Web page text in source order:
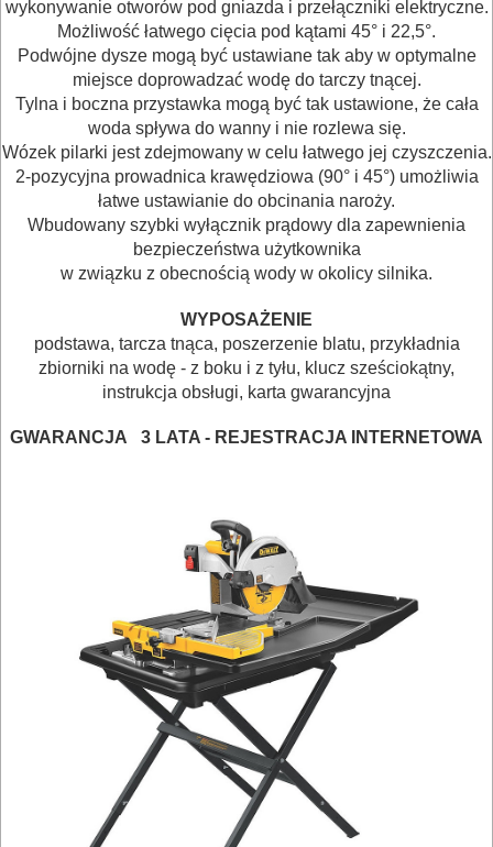
WARSZTATOWE
I
RĘCZNE
NARZĘDZIA
I
OSPRZĘT
HYDRAULICZNE
NARZĘDZIA
INSTALACYJNE,
PALNIKI
PNEUMATYCZNE
AKCESORIA
SPAWALNICTWO
ROZRUCHOWE
PROSTOWNIKI
AGREGATY
PRĄDOWE
wykonywanie otworów pod gniazda i przełączniki elektryczne.
Możliwość łatwego cięcia pod kątami 45° i 22,5°.
Podwójne dysze mogą być ustawiane tak aby w optymalne
miejsce doprowadzać wodę do tarczy tnącej.
Tylna i boczna przystawka mogą być tak ustawione, że cała
woda spływa do wanny i nie rozlewa się.
Wózek pilarki jest zdejmowany w celu łatwego jej czyszczenia.
2-pozycyjna prowadnica krawędziowa (90° i 45°) umożliwia
łatwe ustawianie do obcinania naroży.
Wbudowany szybki wyłącznik prądowy dla zapewnienia
bezpieczeństwa użytkownika
w związku z obecnością wody w okolicy silnika.
WYPOSAŻENIE
podstawa, tarcza tnąca, poszerzenie blatu, przykładnia
zbiorniki na wodę - z boku i z tyłu, klucz sześciokątny,
instrukcja obsługi, karta gwarancyjna
GWARANCJA 3 LATA - REJESTRACJA INTERNETOWA